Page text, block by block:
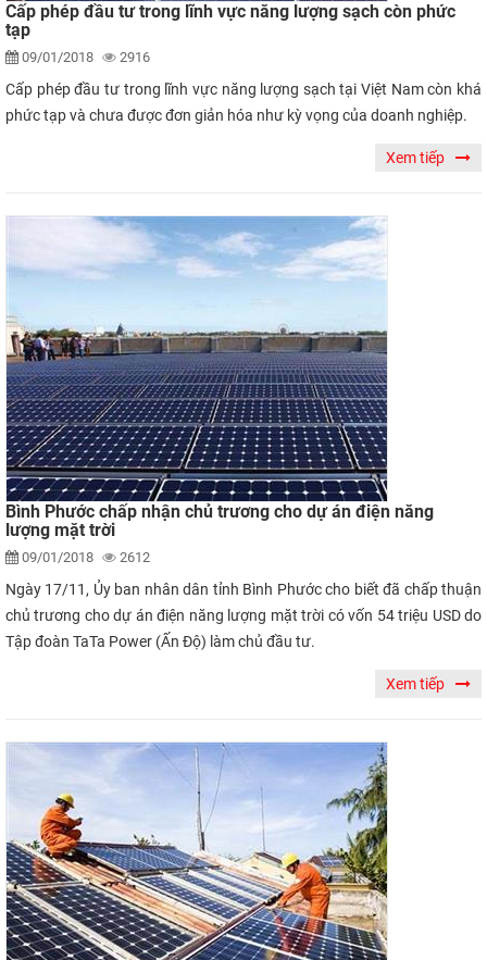
Cấp phép đầu tư trong lĩnh vực năng lượng sạch còn phức
tạp
09/01/2018 2916
Cấp phép đầu tư trong lĩnh vực năng lượng sạch tại Việt Nam còn khá
phức tạp và chưa được đơn giản hóa như kỳ vọng của doanh nghiệp.
Xem tiếp
Bình Phước chấp nhận chủ trương cho dự án điện năng
lượng mặt trời
09/01/2018 2612
Ngày 17/11, Ủy ban nhân dân tỉnh Bình Phước cho biết đã chấp thuận
chủ trương cho dự án điện năng lượng mặt trời có vốn 54 triệu USD do
Tập đoàn TaTa Power (Ấn Độ) làm chủ đầu tư.
Xem tiếp